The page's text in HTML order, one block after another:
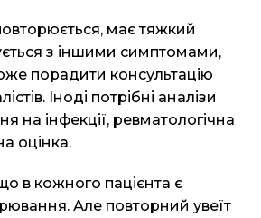
має тяжкий
з іншими симптомами,
порадити консультацію
Іноді потрібні аналізи
на інфекції, ревматологічна
оцінка.
в кожного пацієнта є
Але повторний увеїт